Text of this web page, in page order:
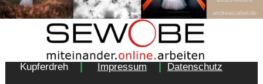
Copyright 2018 - Turnverein 1877 e.V. Essen-
Kupferdreh
| Impressum | Datenschutz